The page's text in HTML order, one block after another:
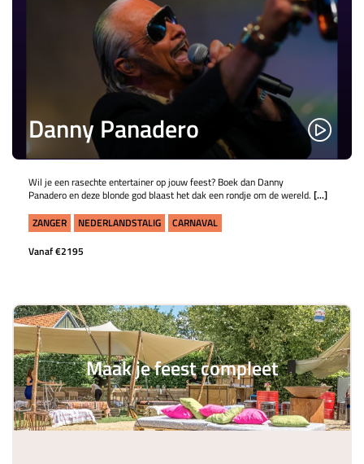
Danny Panadero
Wil je een rasechte entertainer op jouw feest? Boek dan Danny
Panadero en deze blonde god blaast het dak een rondje om de wereld. [...]
ZANGER
NEDERLANDSTALIG
CARNAVAL
Vanaf €2195
Maak je feest compleet